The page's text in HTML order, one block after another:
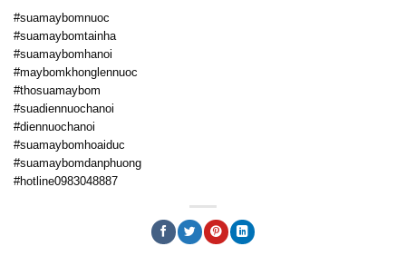
#suamaybomnuoc
#suamaybomtainha
#suamaybomhanoi
#maybomkhonglennuoc
#thosuamaybom
#suadiennuochanoi
#diennuochanoi
#suamaybomhoaiduc
#suamaybomdanphuong
#hotline0983048887